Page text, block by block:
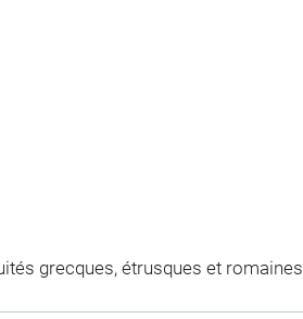
grecques, étrusques et romaines